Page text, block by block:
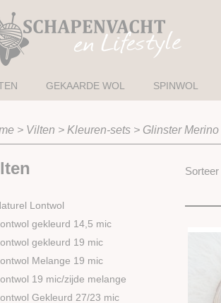
GEKAARDE WOL SPINWOL
> Vilten > Kleuren-sets > Glinster
Lontwol
gekleurd 14,5 mic
gekleurd 19 mic
Melange 19 mic
19 mic/zijde melange
Gekleurd 27/23 mic